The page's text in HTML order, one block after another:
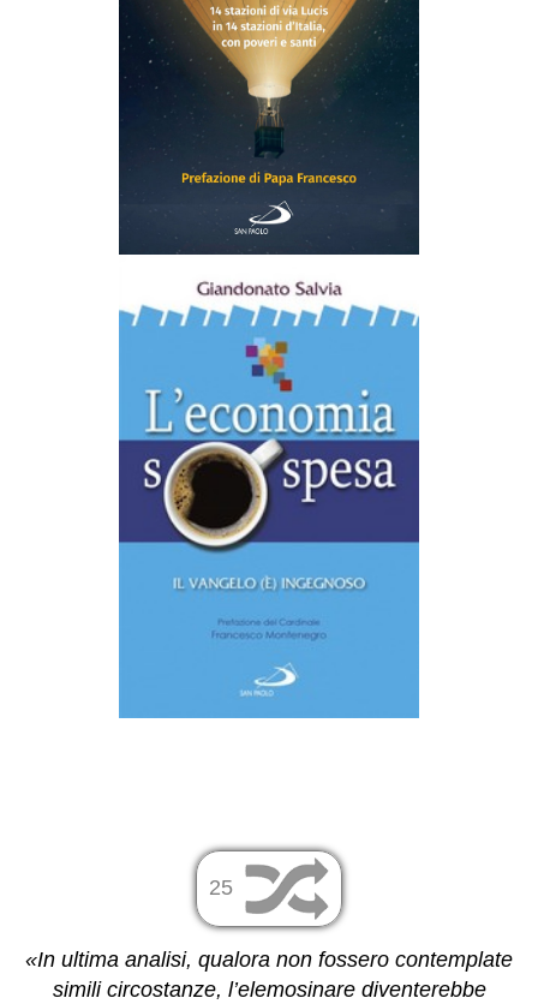
25
«In ultima analisi, qualora non fossero contemplate
simili circostanze, l’elemosinare diventerebbe